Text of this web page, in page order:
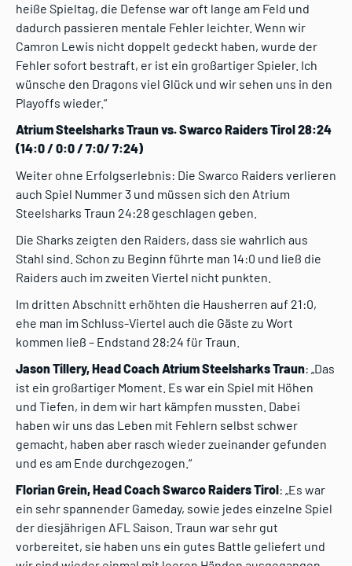
heiße Spieltag, die Defense war oft lange am Feld und
dadurch passieren mentale Fehler leichter. Wenn wir
Camron Lewis nicht doppelt gedeckt haben, wurde der
Fehler sofort bestraft, er ist ein großartiger Spieler. Ich
wünsche den Dragons viel Glück und wir sehen uns in den
Playoffs wieder.“
Atrium Steelsharks Traun vs. Swarco Raiders Tirol 28:24
(14:0 / 0:0 / 7:0/ 7:24)
Weiter ohne Erfolgserlebnis: Die Swarco Raiders verlieren
auch Spiel Nummer 3 und müssen sich den Atrium
Steelsharks Traun 24:28 geschlagen geben.
Die Sharks zeigten den Raiders, dass sie wahrlich aus
Stahl sind. Schon zu Beginn führte man 14:0 und ließ die
Raiders auch im zweiten Viertel nicht punkten.
Im dritten Abschnitt erhöhten die Hausherren auf 21:0,
ehe man im Schluss-Viertel auch die Gäste zu Wort
kommen ließ – Endstand 28:24 für Traun.
Jason Tillery, Head Coach Atrium Steelsharks Traun: „Das
ist ein großartiger Moment. Es war ein Spiel mit Höhen
und Tiefen, in dem wir hart kämpfen mussten. Dabei
haben wir uns das Leben mit Fehlern selbst schwer
gemacht, haben aber rasch wieder zueinander gefunden
und es am Ende durchgezogen.“
Florian Grein, Head Coach Swarco Raiders Tirol: „Es war
ein sehr spannender Gameday, sowie jedes einzelne Spiel
der diesjährigen AFL Saison. Traun war sehr gut
vorbereitet, sie haben uns ein gutes Battle geliefert und